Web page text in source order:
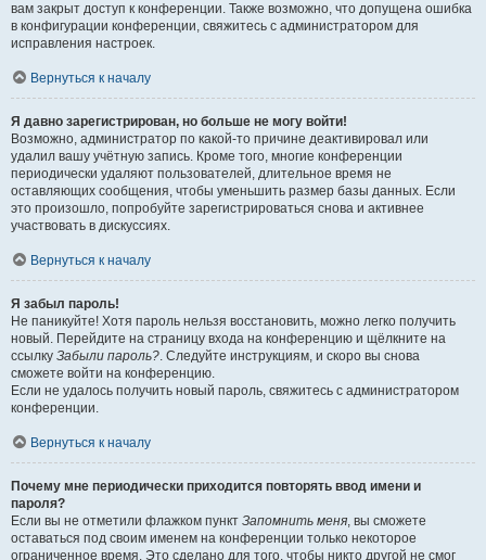
вам закрыт доступ к конференции. Также возможно, что допущена ошибка
в конфигурации конференции, свяжитесь с администратором для
исправления настроек.
Вернуться к началу
Я давно зарегистрирован, но больше не могу войти!
Возможно, администратор по какой-то причине деактивировал или
удалил вашу учётную запись. Кроме того, многие конференции
периодически удаляют пользователей, длительное время не
оставляющих сообщения, чтобы уменьшить размер базы данных. Если
это произошло, попробуйте зарегистрироваться снова и активнее
участвовать в дискуссиях.
Вернуться к началу
Я забыл пароль!
Не паникуйте! Хотя пароль нельзя восстановить, можно легко получить
новый. Перейдите на страницу входа на конференцию и щёлкните на
ссылку Забыли пароль?. Следуйте инструкциям, и скоро вы снова
сможете войти на конференцию.
Если не удалось получить новый пароль, свяжитесь с администратором
конференции.
Вернуться к началу
Почему мне периодически приходится повторять ввод имени и
пароля?
Если вы не отметили флажком пункт Запомнить меня, вы сможете
оставаться под своим именем на конференции только некоторое
ограниченное время. Это сделано для того, чтобы никто другой не смог